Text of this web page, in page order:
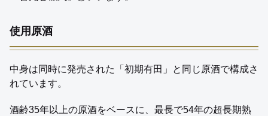
使用原酒
中身は同時に発売された「初期有田」と同じ原酒で構成さ
れています。
酒齢35年以上の原酒をベースに、最長で54年の超長期熟